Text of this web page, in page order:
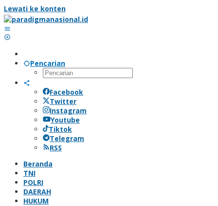
Lewati ke konten
Pencarian
Facebook
Twitter
Instagram
Youtube
Tiktok
Telegram
RSS
Beranda
TNI
POLRI
DAERAH
HUKUM